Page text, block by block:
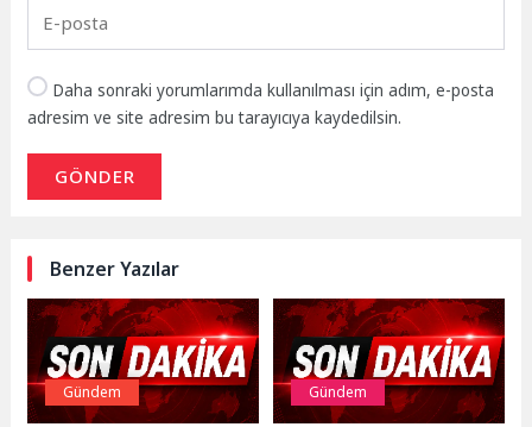
Daha sonraki yorumlarımda kullanılması için adım, e-posta
adresim ve site adresim bu tarayıcıya kaydedilsin.
GÖNDER
Benzer Yazılar
Gündem Gündem